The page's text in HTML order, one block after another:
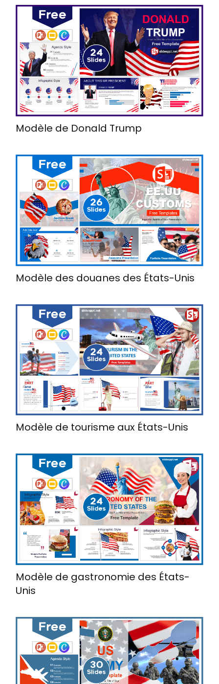
Modèle de Donald Trump
Modèle des douanes des États-Unis
Modèle de tourisme aux États-Unis
Modèle de gastronomie des États-
Unis